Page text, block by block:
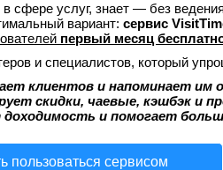
в сфере услуг, знает — без
вариант: сервис
первый месяц
и специалистов, который
клиентов и напоминает им
скидки, чаевые, кэшбэк и
доходимость и помогает
пользоваться сервисом